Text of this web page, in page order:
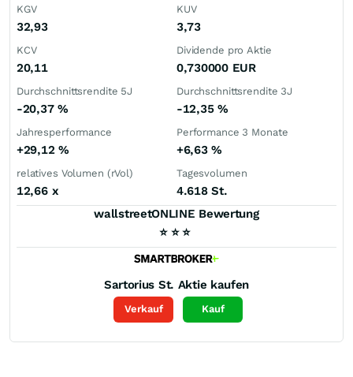
KGV
32,93
KUV
3,73
KCV
20,11
Dividende pro Aktie
0,730000 EUR
Durchschnittsrendite 5J
-20,37 %
Durchschnittsrendite 3J
-12,35 %
Jahresperformance
+29,12 %
Performance 3 Monate
+6,63%
relatives Volumen (rVol)
12,66 x
Tagesvolumen
4.618 St.
wallstreetONLINE Bewertung
⭐ ⭐ ⭐
Sartorius St. Aktie kaufen
Verkauf Kauf